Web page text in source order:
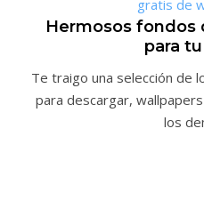
Hermosos fondos
para
Te traigo una selección de
para descargar,
los